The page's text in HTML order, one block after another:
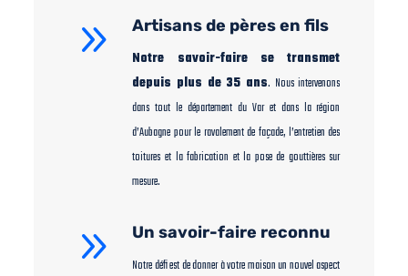
9 Artisans de pères en fils
Notre savoir-faire se transmet
depuis plus de 35 ans. Nous intervenons
dans tout le département du Var et dans la région
d’Aubagne pour le ravalement de façade, l’entretien des
toitures et la fabrication et la pose de gouttières sur
mesure.
9 Un savoir-faire reconnu
Notre défi est de donner à votre maison un nouvel aspect